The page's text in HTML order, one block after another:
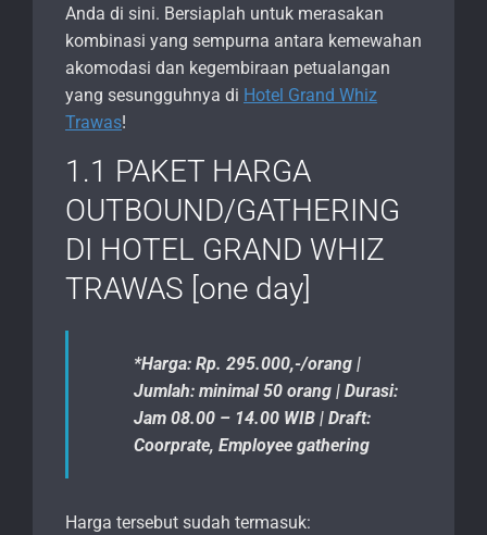
Anda di sini. Bersiaplah untuk merasakan
kombinasi yang sempurna antara kemewahan
akomodasi dan kegembiraan petualangan
yang sesungguhnya di Hotel Grand Whiz
Trawas!
1.1 PAKET HARGA
OUTBOUND/GATHERING
DI HOTEL GRAND WHIZ
TRAWAS [one day]
*Harga: Rp. 295.000,-/orang |
Jumlah: minimal 50 orang | Durasi:
Jam 08.00 – 14.00 WIB | Draft:
Coorprate, Employee gathering
Harga tersebut sudah termasuk: